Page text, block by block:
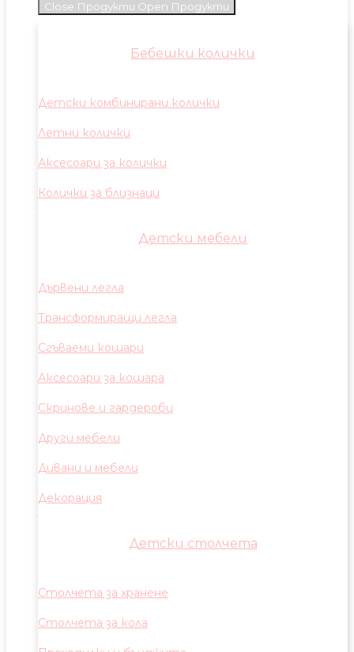
Close Продукти Open Продукти
Бебешки колички
Детски комбинирани колички
Летни колички
Аксесоари за колички
Колички за близнаци
Детски мебели
Дървени легла
Трансформиращи легла
Сгъваеми кошари
Аксесоари за кошара
Скринове и гардероби
Други мебели
Дивани и мебели
Декорация
Детски столчета
Столчета за хранене
Столчета за кола